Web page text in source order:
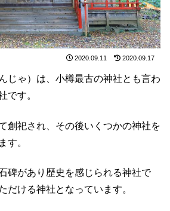
2020.09.11 2020.09.17
じゃ）は、小樽最古の神社とも言わ
です。
創祀され、その後いくつかの神社を
す。
碑があり歴史を感じられる神社で
だける神社となっています。